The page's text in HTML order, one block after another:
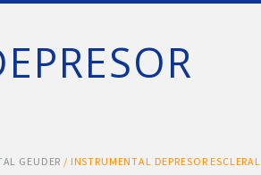
GEUDER / INSTRUMENTAL DEPRESOR ESCLERAL